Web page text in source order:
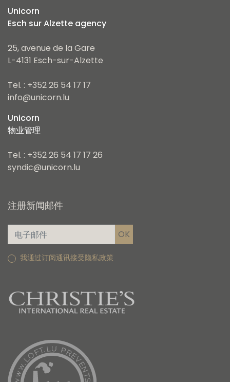
Unicorn
Esch sur Alzette agency
25, avenue de la Gare
L-4131 Esch-sur-Alzette
Tel. : +352 26 54 17 17
info@unicorn.lu
Unicorn
物业管理
Tel. : +352 26 54 17 17 26
syndic@unicorn.lu
注册新闻邮件
我通过订阅通讯接受隐私政策